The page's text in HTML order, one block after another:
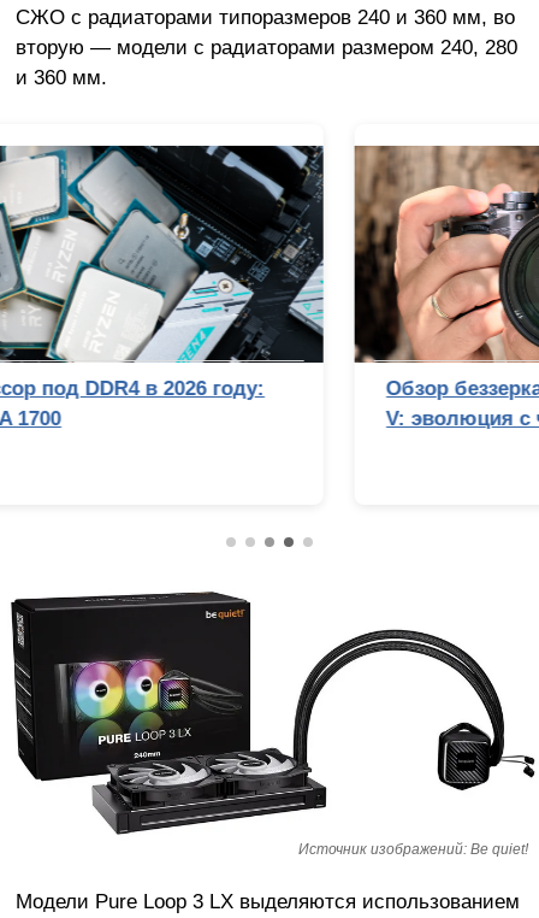
СЖО с радиаторами типоразмеров 240 и 360 мм, во
вторую — модели с радиаторами размером 240, 280
и 360 мм.
Обзор беззеркальной камеры Sony Alpha 7
V: эволюция с человеческим лицом
Источник изображений: Be quiet!
Модели Pure Loop 3 LX выделяются использованием